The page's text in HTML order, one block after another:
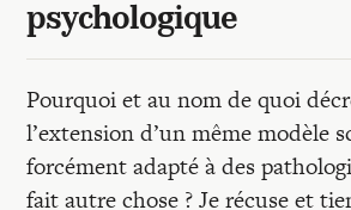
psychologique
Pourquoi et au nom de quoi
l’extension d’un même modèle
forcément adapté à des
fait autre chose ? Je récuse et